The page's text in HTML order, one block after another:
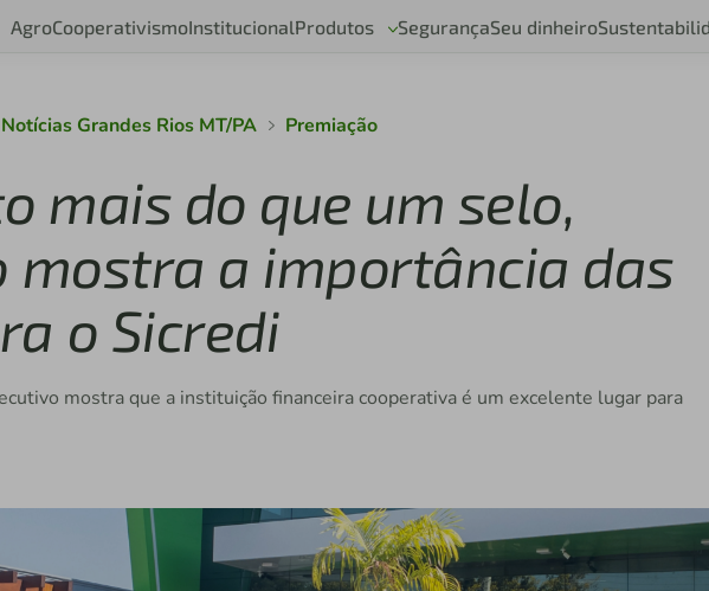
AgroCooperativismoInstitucionalProdutos SegurançaSeu dinheiro
Notícias Grandes Rios MT/PA Premiação
mais do que um selo,
mostra a importância das
o Sicredi
mostra que a instituição financeira cooperativa é um excelente lugar para